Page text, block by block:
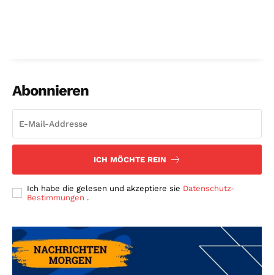
Abonnieren
ICH MÖCHTE REIN
Ich habe die gelesen und akzeptiere sie Datenschutz-
Bestimmungen .